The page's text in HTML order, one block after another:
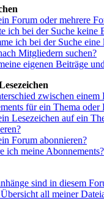
Forum oder mehrere
ich bei der Suche keine
ich bei der Suche eine
Mitgliedern suchen?
eigenen Beiträge
zwischen einem
für ein Thema oder
Lesezeichen auf ein
Forum abonnieren?
ich meine Abonnements?
sind in diesem
all meiner